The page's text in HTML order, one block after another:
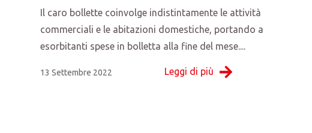
Il caro bollette coinvolge indistintamente le attività
commerciali e le abitazioni domestiche, portando a
esorbitanti spese in bolletta alla fine del mese....
13 Settembre 2022 Leggi di più